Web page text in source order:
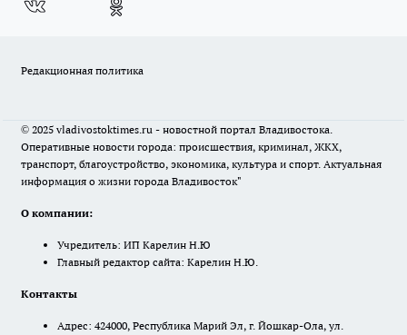
Редакционная политика
© 2025 vladivostoktimes.ru - новостной портал Владивостока.
Оперативные новости города: происшествия, криминал, ЖКХ,
транспорт, благоустройство, экономика, культура и спорт. Актуальная
информация о жизни города Владивосток"
О компании:
Учредитель: ИП Карелин Н.Ю
Главный редактор сайта: Карелин Н.Ю.
Контакты
Адрес: 424000, Республика Марий Эл, г. Йошкар-Ола, ул.